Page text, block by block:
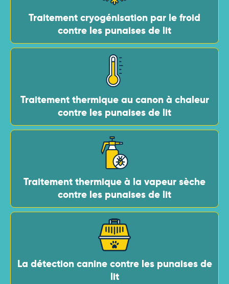
Traitement cryogénisation par le froid
contre les punaises de lit
Traitement thermique au canon à chaleur
contre les punaises de lit
Traitement thermique à la vapeur sèche
contre les punaises de lit
La détection canine contre les punaises de
lit